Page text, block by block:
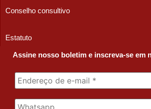
Conselho consultivo
Estatuto
Assine nosso boletim e inscreva-se em